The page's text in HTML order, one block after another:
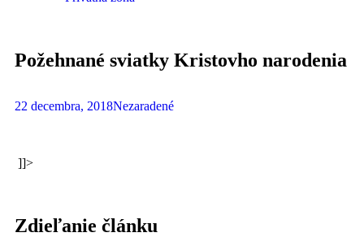
Požehnané sviatky Kristovho narodenia
22 decembra, 2018Nezaradené
]]>
Zdieľanie článku